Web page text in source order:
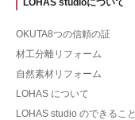
LOHAS studioについて
OKUTA8つの信頼の証
材工分離リフォーム
自然素材リフォーム
LOHAS について
LOHAS studio のできること